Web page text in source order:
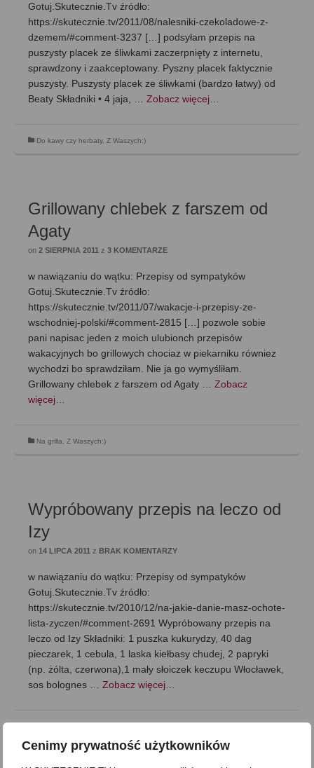
Cenimy prywatność użytkowników
Gotuj.Skutecznie.Tv źródło:
https://skutecznie.tv/2011/08/nalesniki-czekoladowe-z-
dzemem/#comment-3237 […] podsyłam przepis na
puszysty placek ze śliwkami zaczerpnięty z internetu,
sprawdzony i zaakceptowany. Pyszny placek faktycznie
puszysty. Puszysty placek ze śliwkami (bardzo łatwy) od
Beaty Składniki • 4 jaja, … Zobacz więcej…
Do kawy czy herbaty, Z Waszych:)
Grillowany chlebek z farszem od
Agaty
on 2 SIERPNIA 2011 z 3 KOMENTARZE
w nawiązaniu do wątku: Przepisy od sympatyków
Gotuj.Skutecznie.Tv źródło:
https://skutecznie.tv/2011/07/wakacje-i-przepisy-ze-
wschodniej-polski/#comment-2815 […] pozwole sobie
pani napisac jeden z moich ulubionch przepisów
wakacyjnych bo grillowych chociaz w piekarniku równiez
wychodzi bo sprawdziłam. Nie ja go wymyśliłam.
Grillowany chlebek z farszem od Agaty … Zobacz
więcej…
Na grilla Z Waszych:)
Wypróbowany przepis na leczo od
Izy
on 14 LIPCA 2011 z BRAK KOMENTARZY
w nawiązaniu do wątku: Przepisy od sympatyków
Gotuj.Skutecznie.Tv źródło:
https://skutecznie.tv/2010/12/na-jakie-danie-masz-ochote-
lista-zyczen/#comment-2691 Wypróbowany przepis na
leczo od Izy Składniki: 1 puszka kukurydzy, 40 dag
pieczarek, 1 cebula, 1 laska kiełbasy chudej, 2 papryki
(np. żólta, czerwona),1 mały słoiczek keczupu Włocławek,
sos bolognes … Zobacz więcej…